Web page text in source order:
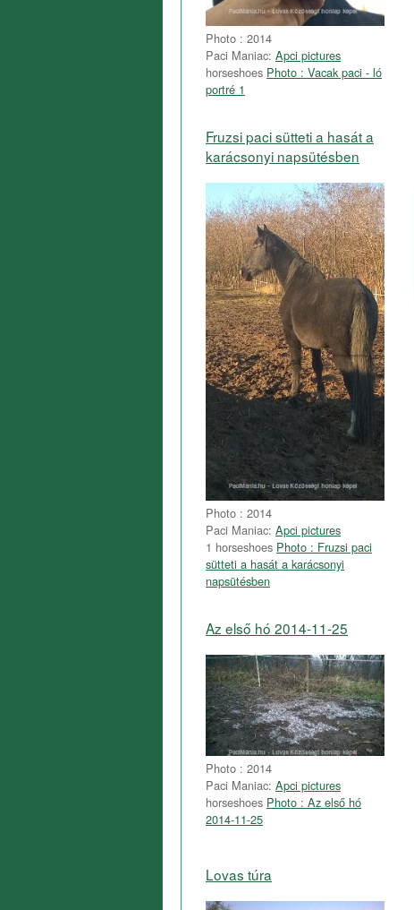
Photo : 2014
Paci Maniac: Apci pictures
horseshoes Photo : Vacak paci - ló
portré 1
Fruzsi paci sütteti a hasát a
karácsonyi napsütésben
Photo : 2014
Paci Maniac: Apci pictures
1 horseshoes Photo : Fruzsi paci
sütteti a hasát a karácsonyi
napsütésben
Az első hó 2014-11-25
Photo : 2014
Paci Maniac: Apci pictures
horseshoes Photo : Az első hó
2014-11-25
Lovas túra